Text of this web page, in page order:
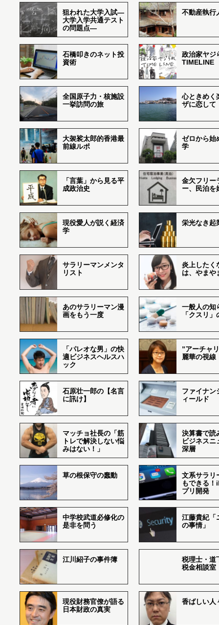
狙われた大学入試―
大学入学共通テスト
の問題点―
不動産執行
石橋叩きのネット投
資術
政治家ヤジ
TIMELINE
全国原子力・核施設
一挙訪問の旅
心ときめく
ザに恋して
大袈裟太郎的香港最
前線ルポ
ゼロから始
学
「言葉」から見る平
成政治史
金欠フリー
ー、民泊を
現役愛人が説く経済
学
栄光なき起
サラリーマンメンタ
リスト
炎上したく
は、やまや
あのサラリーマン漫
画をもう一度
一般人の知
「クスリ
「パレオな男」の快
適ビジネスヘルスハ
ック
”アーチャ
麗華の視線
石原壮一郎の【名言
に訊け】
ファイナン
ィールド
マッチョ社長の「筋
トレで解決しない悩
みはない！」
決算書で読
ビジネスニ
深層
草の根保守の蠢動
文系サラリ
もできる
プリ開発
中学校武道必修化の
是非を問う
江藤貴紀「
の事情」
江川紹子の事件簿
税理士・道
税金相談室
現役財務官僚が語る
日本財政の真実
香ばしい